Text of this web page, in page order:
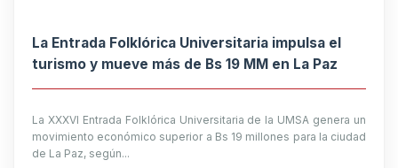
La Entrada Folklórica Universitaria impulsa el
turismo y mueve más de Bs 19 MM en La Paz
La XXXVI Entrada Folklórica Universitaria de la UMSA genera un
movimiento económico superior a Bs 19 millones para la ciudad
de La Paz, según...